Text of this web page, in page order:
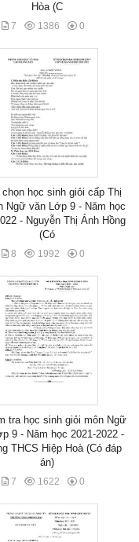
Hòa (C
7 1386 0
học sinh giỏi cấp Thị
Ngữ văn Lớp 9 - Năm học
- Nguyễn Thị Ánh Hồng
(Có
8 1992 0
tra học sinh giỏi môn Ngữ
9 - Năm học 2021-2022 -
THCS Hiệp Hoà (Có đáp
án)
7 1622 0